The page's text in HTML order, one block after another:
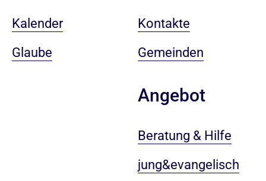
Kalender
Glaube
Kontakte
Gemeinden
Angebot
Beratung & Hilfe
jung&evangelisch